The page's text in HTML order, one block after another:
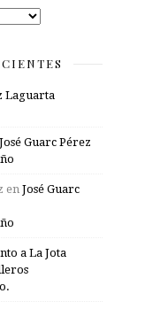
Laguarta
José Guarc Pérez
en José Guarc
a La Jota